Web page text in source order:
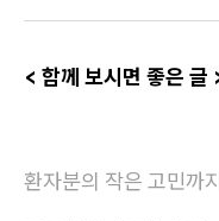
< 함께 보시면 좋은 글
환자분의 작은 고민까